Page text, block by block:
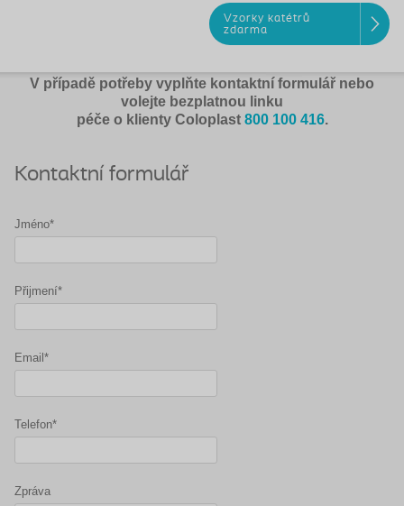
Vzorky katétrů
zdarma
V případě potřeby vyplňte kontaktní formulář nebo
volejte bezplatnou linku
péče o klienty Coloplast 800 100 416.
Kontaktní formulář
Jméno*
Přijmení*
Email*
Telefon*
Zpráva